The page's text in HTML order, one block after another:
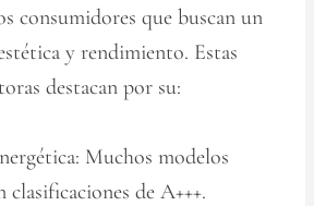
consumidores que buscan un
y rendimiento. Estas
destacan por su:
Muchos modelos
clasificaciones de A+++.